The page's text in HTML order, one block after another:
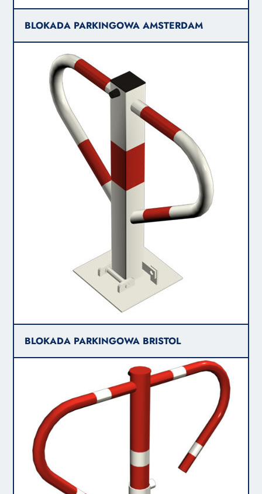
BLOKADA PARKINGOWA AMSTERDAM
BLOKADA PARKINGOWA BRISTOL